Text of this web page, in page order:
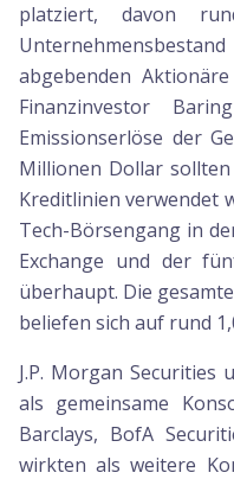
platziert, davon
abgebenden
Finanzinvestor
Emissionserlöse der
Millionen Dollar
Kreditlinien verwendet
Tech-Börsengang in
Exchange und der
überhaupt. Die
beliefen sich auf rund
J.P. Morgan
als gemeinsame
Barclays, BofA
wirkten als weitere